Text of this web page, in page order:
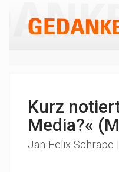
Kurz
Media?«
Jan-Felix Schrape